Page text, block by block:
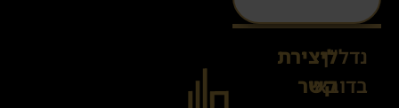
נדל"ן
בדובאי
ליצירת
קשר
Sales@danesya.co.il